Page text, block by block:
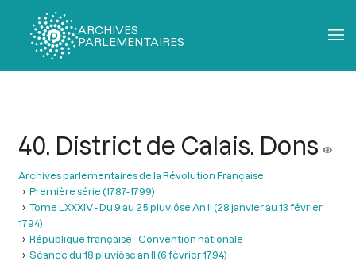
ARCHIVES
PARLEMENTAIRES
40. District de Calais. Dons
Archives parlementaires de la Révolution Française
Première série (1787-1799)
Tome LXXXIV - Du 9 au 25 pluviôse An II (28 janvier au 13 février
1794)
République française - Convention nationale
Séance du 18 pluviôse an II (6 février 1794)